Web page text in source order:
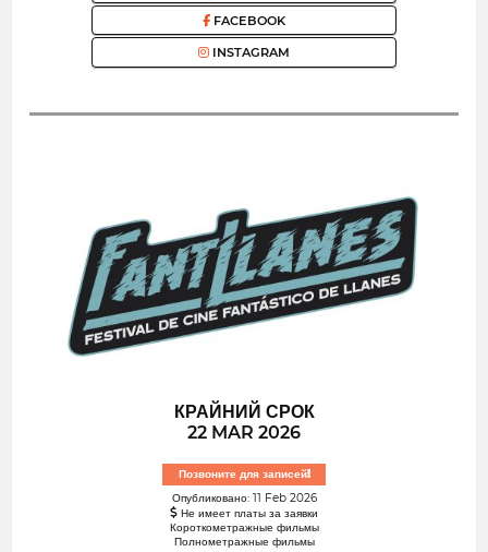
FACEBOOK
INSTAGRAM
КРАЙНИЙ СРОК
22 MAR 2026
Позвоните для записей!
Опубликовано: 11 Feb 2026
Не имеет платы за заявки
Короткометражные фильмы
Полнометражные фильмы